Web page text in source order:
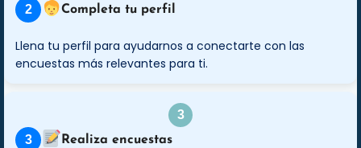
2 Completa tu perfil
Llena tu perfil para ayudarnos a conectarte con las
encuestas más relevantes para ti.
3 Realiza encuestas